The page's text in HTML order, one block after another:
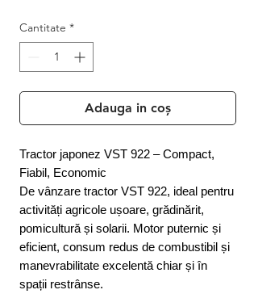
Cantitate *
Adauga in coș
Tractor japonez VST 922 – Compact,
Fiabil, Economic
De vânzare tractor VST 922, ideal pentru
activități agricole ușoare, grădinărit,
pomicultură și solarii. Motor puternic și
eficient, consum redus de combustibil și
manevrabilitate excelentă chiar și în
spații restrânse.